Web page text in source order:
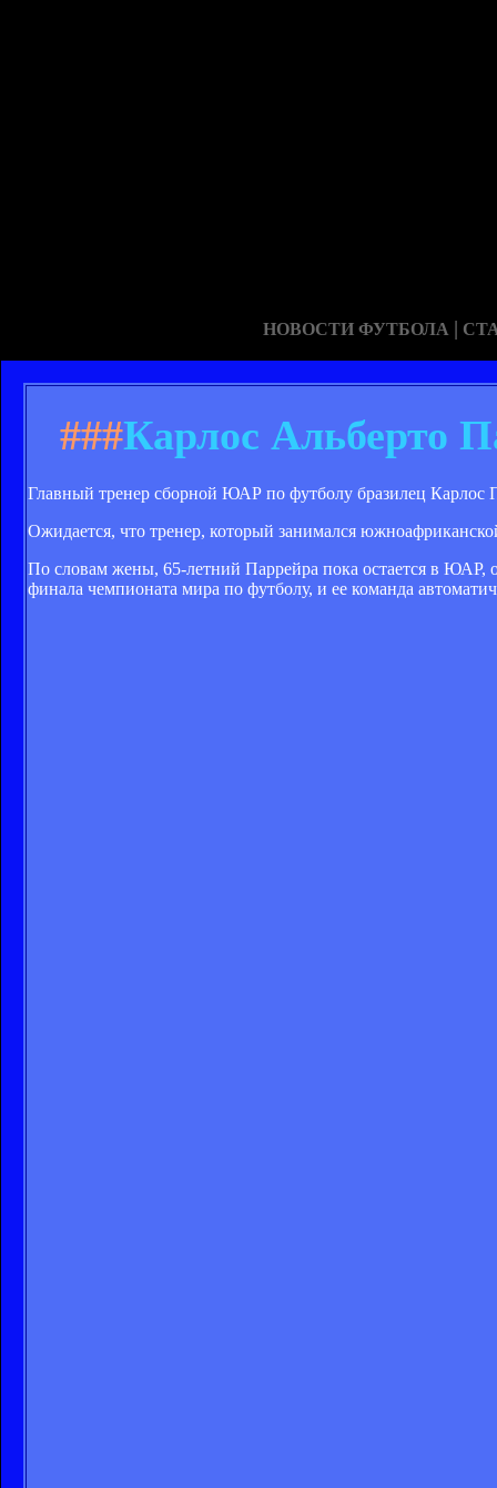
НОВОСТИ ФУТБОЛА |
###Карлос Альберто
Главный тренер сборной ЮАР по футболу бразилец
Ожидается, что тренер, который занимался
По словам жены, 65-летний Паррейра пока остается в ЮАР,
финала чемпионата мира по футболу, и ее команда